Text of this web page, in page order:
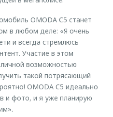
OMODA C5 станет
в любом деле: «Я очень
и всегда стремлюсь
Участие в этом
возможностью
такой потрясающий
OMODA C5 идеально
и фото, и я уже планирую